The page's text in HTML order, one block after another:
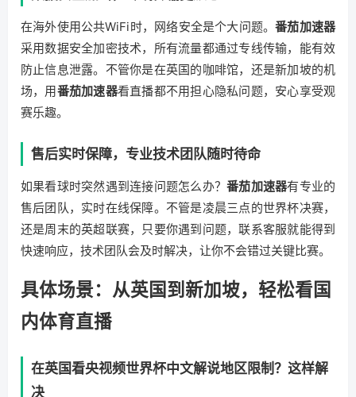
在海外使用公共WiFi时，网络安全是个大问题。番茄加速器
采用数据安全加密技术，所有流量都通过专线传输，能有效
防止信息泄露。不管你是在英国的咖啡馆，还是新加坡的机
场，用番茄加速器看直播都不用担心隐私问题，安心享受观
赛乐趣。
售后实时保障，专业技术团队随时待命
如果看球时突然遇到连接问题怎么办？番茄加速器有专业的
售后团队，实时在线保障。不管是凌晨三点的世界杯决赛，
还是周末的英超联赛，只要你遇到问题，联系客服就能得到
快速响应，技术团队会及时解决，让你不会错过关键比赛。
具体场景：从英国到新加坡，轻松看国
内体育直播
在英国看央视频世界杯中文解说地区限制？这样解
决